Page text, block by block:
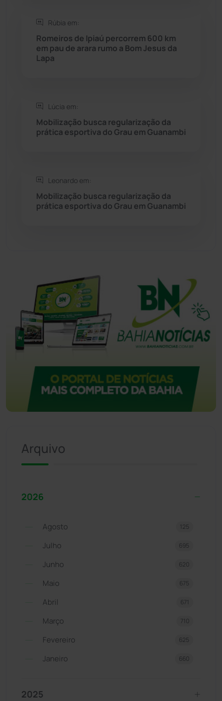
Seabra
Sebastião Laranjeiras
Tecnologia
Rúbia em:
Romeiros de Ipiaú percorrem 600 km
em pau de arara rumo a Bom Jesus da
Lapa
Lúcia em:
Mobilização busca regularização da
prática esportiva do Grau em Guanambi
Leonardo em:
Mobilização busca regularização da
prática esportiva do Grau em Guanambi
Arquivo
2026
Agosto 125
Julho 695
Junho 620
Maio 675
Abril 671
Março 710
Fevereiro 625
Janeiro 660
2025